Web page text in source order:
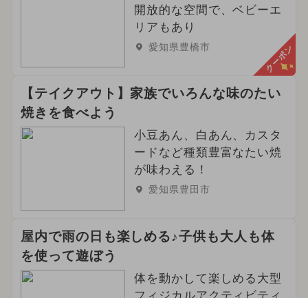
開放的な空間で、ベビーエ
リアもあり
愛知県豊橋市 クーポン
【テイクアウト】家族でいろんな味のたい
焼きを食べよう
小豆あん、白あん、カスタ
ードなど種類豊富なたい焼
が味わえる！
愛知県豊田市
屋内で雨の日も楽しめる♪子供も大人も体
を使って遊ぼう
体を動かして楽しめる大型